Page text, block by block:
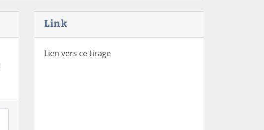
Link
Lien vers ce tirage